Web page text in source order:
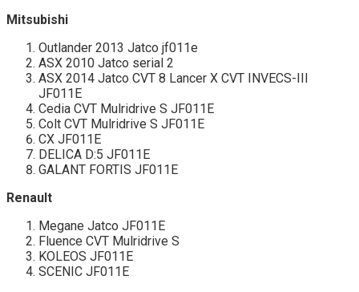
Mitsubishi
Outlander 2013 Jatco jf011e
ASX 2010 Jatco serial 2
ASX 2014 Jatco CVT 8 Lancer X CVT INVECS-III
JF011E
Cedia CVT Mulridrive S JF011E
Colt CVT Mulridrive S JF011E
CX JF011E
DELICA D:5 JF011E
GALANT FORTIS JF011E
Renault
Megane Jatco JF011E
Fluence CVT Mulridrive S
KOLEOS JF011E
SCENIC JF011E